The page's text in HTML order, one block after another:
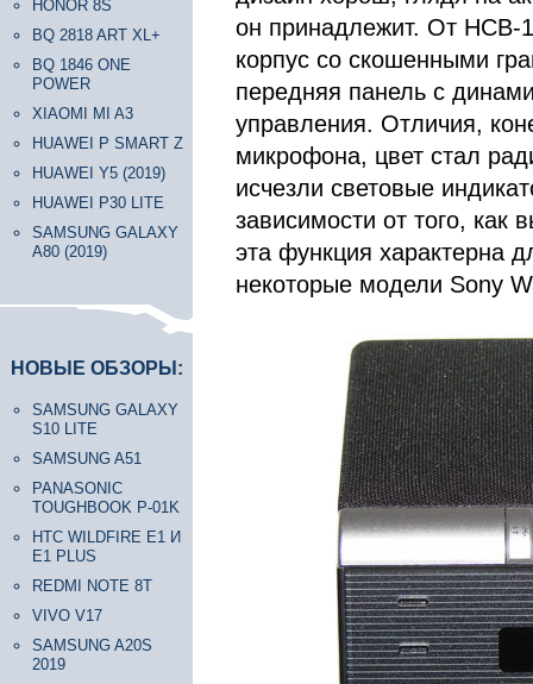
HONOR 8S
BQ 2818 ART XL+
BQ 1846 ONE
POWER
XIAOMI MI A3
HUAWEI P SMART Z
HUAWEI Y5 (2019)
HUAWEI P30 LITE
SAMSUNG GALAXY
A80 (2019)
НОВЫЕ ОБЗОРЫ:
SAMSUNG GALAXY
S10 LITE
SAMSUNG A51
PANASONIC
TOUGHBOOK P-01K
HTC WILDFIRE E1 И
E1 PLUS
REDMI NOTE 8T
VIVO V17
SAMSUNG A20S
2019
он принадлежит. От HCB-
корпус со скошенными
передняя панель с
управления. Отличия,
микрофона, цвет стал
исчезли световые
зависимости от того, как
эта функция характерна
некоторые модели Sony